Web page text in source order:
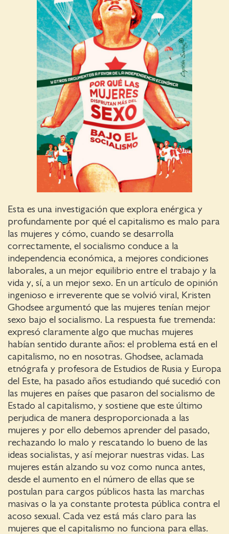
Esta es una investigación que explora enérgica y
profundamente por qué el capitalismo es malo para
las mujeres y cómo, cuando se desarrolla
correctamente, el socialismo conduce a la
independencia económica, a mejores condiciones
laborales, a un mejor equilibrio entre el trabajo y la
vida y, sí, a un mejor sexo. En un artículo de opinión
ingenioso e irreverente que se volvió viral, Kristen
Ghodsee argumentó que las mujeres tenían mejor
sexo bajo el socialismo. La respuesta fue tremenda:
expresó claramente algo que muchas mujeres
habían sentido durante años: el problema está en el
capitalismo, no en nosotras. Ghodsee, aclamada
etnógrafa y profesora de Estudios de Rusia y Europa
del Este, ha pasado años estudiando qué sucedió con
las mujeres en países que pasaron del socialismo de
Estado al capitalismo, y sostiene que este último
perjudica de manera desproporcionada a las
mujeres y por ello debemos aprender del pasado,
rechazando lo malo y rescatando lo bueno de las
ideas socialistas, y así mejorar nuestras vidas. Las
mujeres están alzando su voz como nunca antes,
desde el aumento en el número de ellas que se
postulan para cargos públicos hasta las marchas
masivas o la ya constante protesta pública contra el
acoso sexual. Cada vez está más claro para las
mujeres que el capitalismo no funciona para ellas.